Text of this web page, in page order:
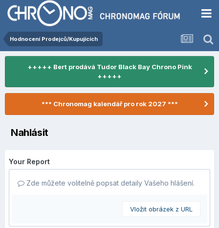
Hodnocení Prodejců/Kupujících
+++++ Bert prodává Tudor Black Bay Chrono Pink
+++++
*** Chronomag kalendář pro rok 2027 ***
Nahlásit
Your Report
Zde můžete volitelně popsat detaily Vašeho hlášení.
Vložit obrázek z URL